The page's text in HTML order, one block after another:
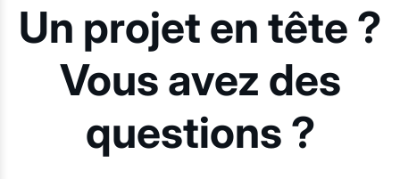
Un projet en tête ?
Vous avez des
questions ?